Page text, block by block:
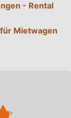
- Rental
Mietwagen